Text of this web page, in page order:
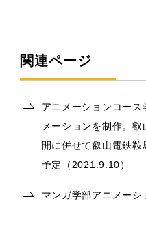
関連ページ
アニメーションコー
メーションを制作。
開に併せて叡山電鉄
予定（2021.9.10）
マンガ学部アニメーシ